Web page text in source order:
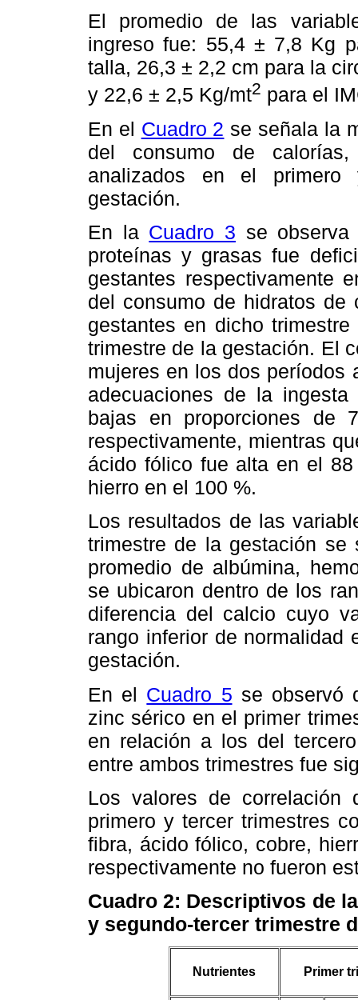
El promedio de las
ingreso fue: 55,4 ± 7,8 Kg
talla, 26,3 ± 2,2 cm para la
y 22,6 ± 2,5 Kg/mt2 para el
En el Cuadro 2 se señala la
del consumo de calorías,
analizados en el primero
gestación.
En la Cuadro 3 se
proteínas y grasas fue
gestantes respectivamente
del consumo de hidratos
gestantes en dicho
trimestre de la gestación. El
mujeres en los dos períodos
adecuaciones de la
bajas en proporciones
respectivamente, mientras
ácido fólico fue alta en el
hierro en el 100 %.
Los resultados de las
trimestre de la gestación
promedio de albúmina,
se ubicaron dentro de los
diferencia del calcio cuyo
rango inferior de normalidad
gestación.
En el Cuadro 5 se observó
zinc sérico en el primer
en relación a los del
entre ambos trimestres fue
Los valores de
primero y tercer trimestres
fibra, ácido fólico, cobre,
respectivamente no fueron
Cuadro 2: Descriptivos de
y segundo-tercer trimestre
Nutrientes Primer